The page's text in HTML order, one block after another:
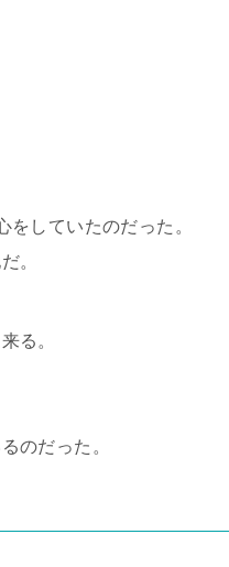
していたのだった。
。
る。
のだった。